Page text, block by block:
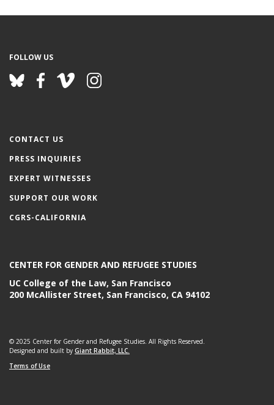
CONTACT US
PRESS INQUIRIES
EXPERT WITNESSES
SUPPORT OUR WORK
CGRS-CALIFORNIA
FOLLOW US
CENTER FOR GENDER AND REFUGEE STUDIES
UC College of the Law, San Francisco
200 McAllister Street, San Francisco, CA 94102
© 2025 Center for Gender and Refugee Studies. All Rights Reserved.
Designed and built by Giant Rabbit, LLC.
Terms of Use